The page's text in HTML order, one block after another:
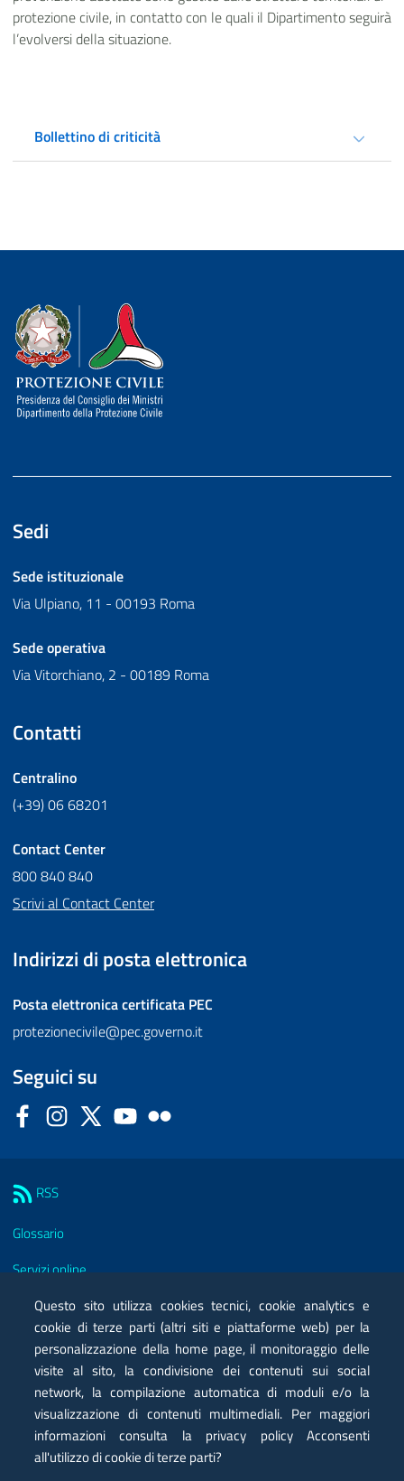
protezione civile, in contatto con le quali il Dipartimento seguirà
l’evolversi della situazione.
Bollettino di criticità
Dipartimento della Protezione Civile
Sedi
Sede istituzionale
Via Ulpiano, 11 - 00193 Roma
Sede operativa
Via Vitorchiano, 2 - 00189 Roma
Contatti
Centralino
(+39) 06 68201
Contact Center
800 840 840
Scrivi al Contact Center
Indirizzi di posta elettronica
Posta elettronica certificata PEC
protezionecivile@pec.governo.it
Seguici su
FacebookInstagram
Twitter YouTube
RSS
Glossario
Servizi online
Moduli
Posta elettronica certificata PEC
Privacy
Note legali
Contatti
Questo sito utilizza cookies tecnici, cookie analytics e
cookie di terze parti (altri siti e piattaforme web) per la
personalizzazione della home page, il monitoraggio delle
visite al sito, la condivisione dei contenuti sui social
network, la compilazione automatica di moduli e/o la
visualizzazione di contenuti multimediali. Per maggiori
informazioni consulta la privacy policy Acconsenti
all'utilizzo di cookie di terze parti?